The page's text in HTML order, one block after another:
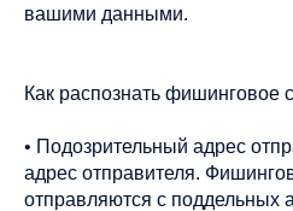
вашими данными.
Как распознать фишинговое
• Подозрительный адрес
адрес отправителя.
отправляются с поддельных